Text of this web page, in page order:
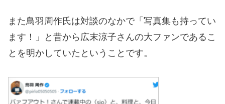
また鳥羽周作氏は対談のなかで「写真集も持ってい
ます！」と昔から広末涼子さんの大ファンであるこ
とを明かしていたということです。